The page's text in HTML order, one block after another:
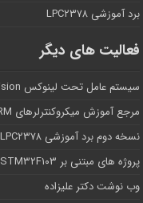
برد آموزشی LPC۲۳۷۸
فعالیت های دیگر
سیستم عامل تحت لینوکس Division
مرجع آموزش میکروکنترلرهای ARM
نسخه دوم برد آموزشی LPC۲۳۷۸
پروژه های مبتنی بر STM۳۲F۱۰۳
وب نوشت دکتر علیزاده